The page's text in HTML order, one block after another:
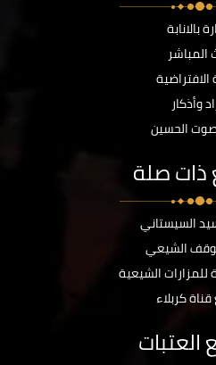
بالانابة
المباشر
الافتراضية
وأذكار
الحسين
ذات صلة
السيستاني
الشيعي
للمزارات الشيعية
كربلاء
العتبات